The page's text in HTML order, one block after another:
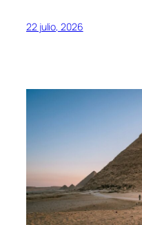
22 julio, 2026